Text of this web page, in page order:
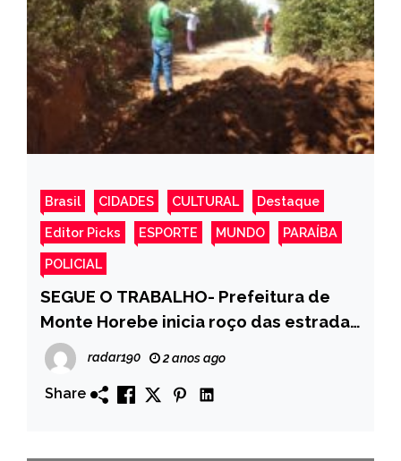
Brasil CIDADES CULTURAL Destaque
Editor Picks ESPORTE MUNDO PARAÍBA
POLICIAL
SEGUE O TRABALHO- Prefeitura de
Monte Horebe inicia roço das estradas
vicinais
radar190 2 anos ago
Share